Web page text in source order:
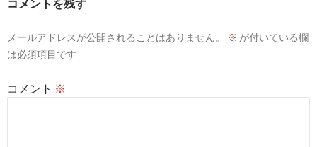
ョ
コメントを残す
メールアドレスが公開されることはありません。 ※ が付いている欄
は必須項目です
コメント ※